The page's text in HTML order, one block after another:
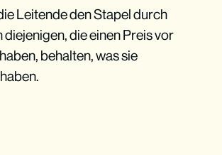
Leitende den Stapel durch
diejenigen, die einen Preis vor
behalten, was sie